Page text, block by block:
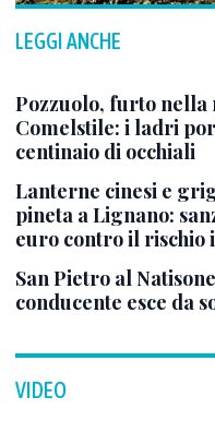
LEGGI ANCHE
Pozzuolo, furto nella
Comelstile: i ladri
centinaio di occhiali
Lanterne cinesi e
pineta a Lignano:
euro contro il rischio
San Pietro al
conducente esce da
VIDEO